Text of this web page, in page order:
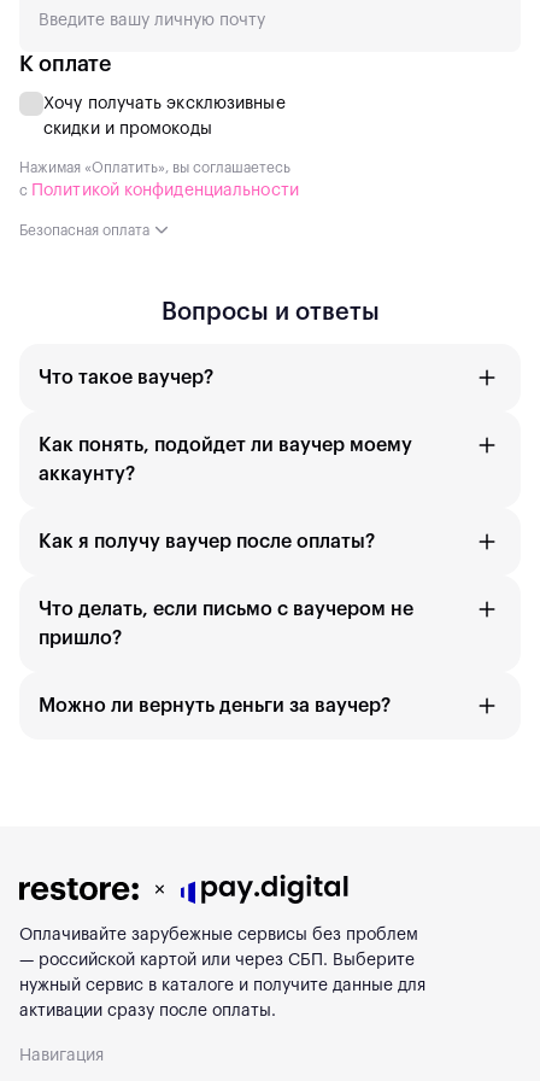
Италия
Австрия
Люксембург
Испания
К оплате
Хочу получать эксклюзивные
скидки и промокоды
Нажимая «Оплатить», вы соглашаетесь
с
Политикой конфиденциальности
Безопасная оплата
Вопросы и ответы
Что такое ваучер?
Как понять, подойдет ли ваучер моему
аккаунту?
Как я получу ваучер после оплаты?
Что делать, если письмо с ваучером не
пришло?
Можно ли вернуть деньги за ваучер?
Оплачивайте зарубежные сервисы без проблем
— российской картой или через СБП. Выберите
нужный сервис в каталоге и получите данные для
активации сразу после оплаты.
Навигация